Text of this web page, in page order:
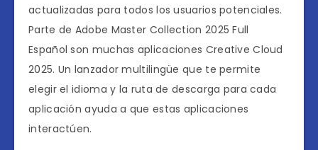
actualizadas para todos los usuarios potenciales.
Parte de Adobe Master Collection 2025 Full
Español son muchas aplicaciones Creative Cloud
2025. Un lanzador multilingüe que te permite
elegir el idioma y la ruta de descarga para cada
aplicación ayuda a que estas aplicaciones
interactúen.